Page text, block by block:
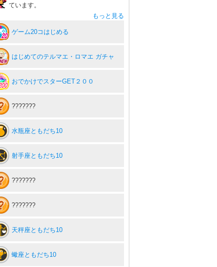
ています。
もっと見る
ゲーム20コはじめる
はじめてのテルマエ・ロマエ ガチャ
おでかけでスターGET２００
???????
水瓶座ともだち10
射手座ともだち10
???????
???????
天秤座ともだち10
蠍座ともだち10